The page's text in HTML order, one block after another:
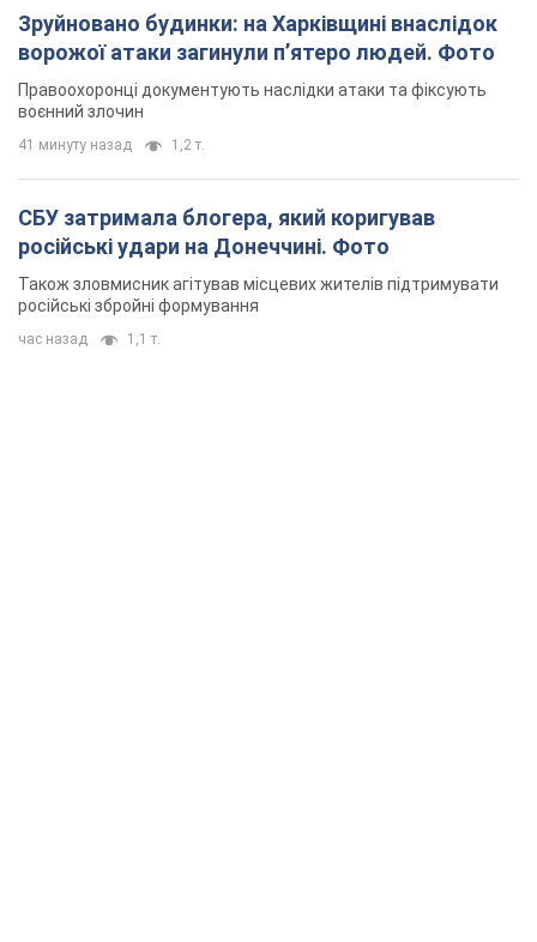
російські удари на Донеччині. Фото
Також зловмисник агітував місцевих жителів підтримувати
російські збройні формування
час назад 1,1 т.